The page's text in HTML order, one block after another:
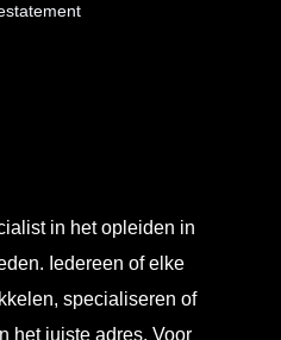
in het opleiden in
Iedereen of elke
specialiseren of
het juiste adres. Voor